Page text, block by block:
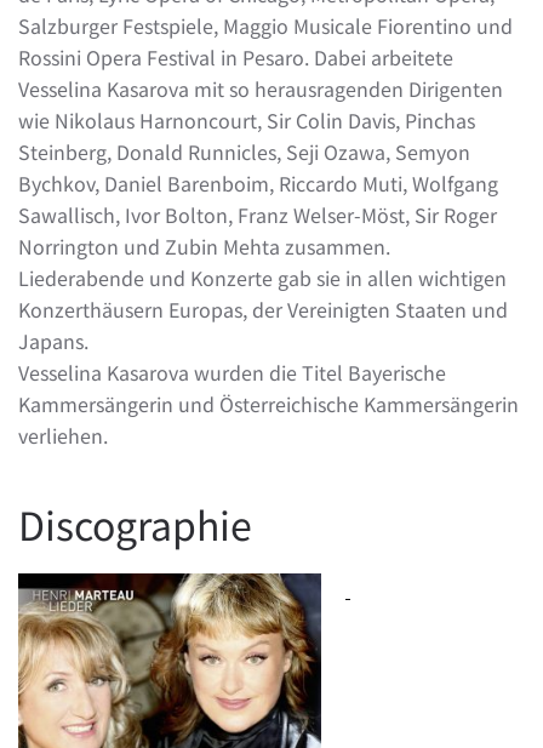
Salzburger Festspiele, Maggio Musicale Fiorentino und
Rossini Opera Festival in Pesaro. Dabei arbeitete
Vesselina Kasarova mit so herausragenden Dirigenten
wie Nikolaus Harnoncourt, Sir Colin Davis, Pinchas
Steinberg, Donald Runnicles, Seji Ozawa, Semyon
Bychkov, Daniel Barenboim, Riccardo Muti, Wolfgang
Sawallisch, Ivor Bolton, Franz Welser-Möst, Sir Roger
Norrington und Zubin Mehta zusammen.
Liederabende und Konzerte gab sie in allen wichtigen
Konzerthäusern Europas, der Vereinigten Staaten und
Japans.
Vesselina Kasarova wurden die Titel Bayerische
Kammersängerin und Österreichische Kammersängerin
verliehen.
Discographie